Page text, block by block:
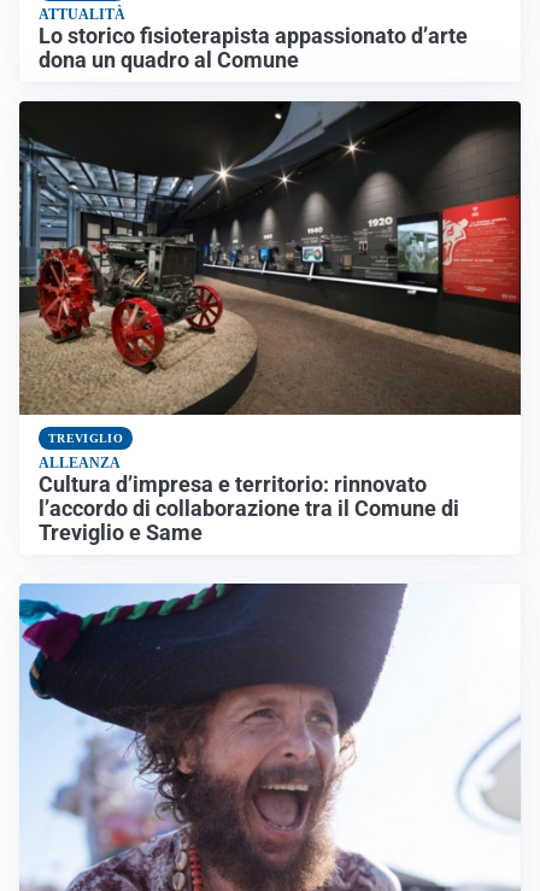
ATTUALITÀ
Lo storico fisioterapista appassionato d’arte
dona un quadro al Comune
TREVIGLIO
ALLEANZA
Cultura d’impresa e territorio: rinnovato
l’accordo di collaborazione tra il Comune di
Treviglio e Same